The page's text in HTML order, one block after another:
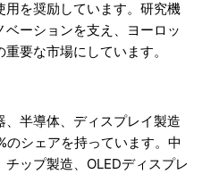
用を奨励しています。研究機
ーションを支え、ヨーロッ
要な市場にしています。
半導体、ディスプレイ製造
シェアを持っています。中
ップ製造、OLEDディスプレ